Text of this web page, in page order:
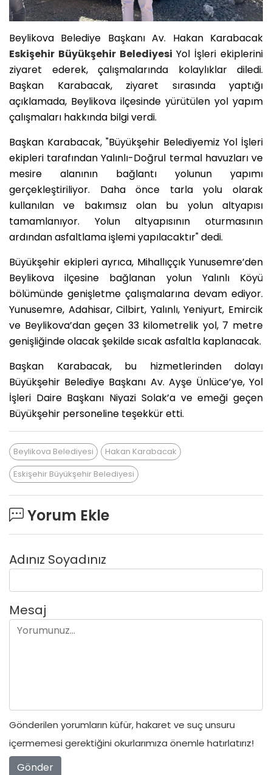
Beylikova Belediye Başkanı Av. Hakan Karabacak
Eskişehir Büyükşehir Belediyesi Yol İşleri ekiplerini
ziyaret ederek, çalışmalarında kolaylıklar diledi.
Başkan Karabacak, ziyaret sırasında yaptığı
açıklamada, Beylikova ilçesinde yürütülen yol yapım
çalışmaları hakkında bilgi verdi.
Başkan Karabacak, "Büyükşehir Belediyemiz Yol İşleri
ekipleri tarafından Yalınlı-Doğrul termal havuzları ve
mesire alanının bağlantı yolunun yapımı
gerçekleştiriliyor. Daha önce tarla yolu olarak
kullanılan ve bakımsız olan bu yolun altyapısı
tamamlanıyor. Yolun altyapısının oturmasının
ardından asfaltlama işlemi yapılacaktır" dedi.
Büyükşehir ekipleri ayrıca, Mihallıççık Yunusemre’den
Beylikova ilçesine bağlanan yolun Yalınlı Köyü
bölümünde genişletme çalışmalarına devam ediyor.
Yunusemre, Adahisar, Cilbirt, Yalınlı, Yeniyurt, Emircik
ve Beylikova’dan geçen 33 kilometrelik yol, 7 metre
genişliğinde olacak şekilde sıcak asfaltla kaplanacak.
Başkan Karabacak, bu hizmetlerinden dolayı
Büyükşehir Belediye Başkanı Av. Ayşe Ünlüce’ye, Yol
İşleri Daire Başkanı Niyazi Solak’a ve emeği geçen
Büyükşehir personeline teşekkür etti.
Beylikova Belediyesi
Hakan Karabacak
Eskişehir Büyükşehir Belediyesi
Yorum Ekle
Adınız Soyadınız
Mesaj
Gönderilen yorumların küfür, hakaret ve suç unsuru
içermemesi gerektiğini okurlarımıza önemle hatırlatırız!
Gönder